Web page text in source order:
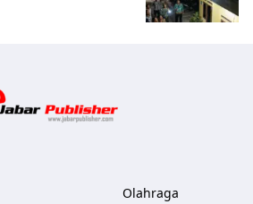
Olahraga